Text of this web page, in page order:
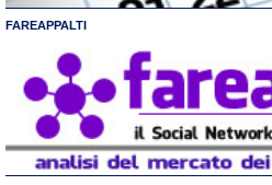
FAREAPPALTI